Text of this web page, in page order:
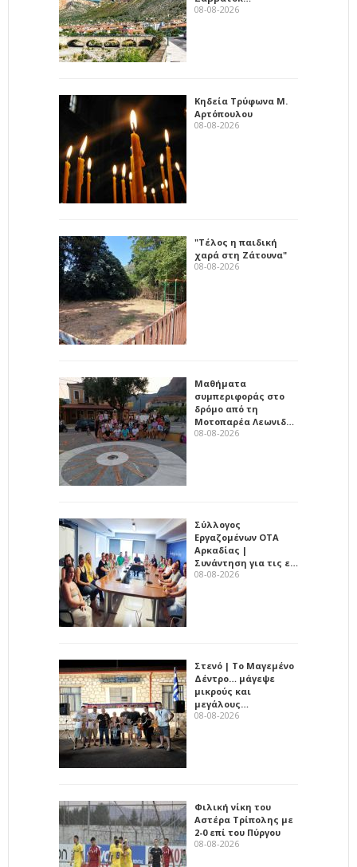
08-08-2026
Κηδεία Τρύφωνα Μ.
Αρτόπουλου
08-08-2026
"Τέλος η παιδική
χαρά στη Ζάτουνα"
08-08-2026
Μαθήματα
συμπεριφοράς στο
δρόμο από τη
Μοτοπαρέα Λεωνιδ…
08-08-2026
Σύλλογος
Εργαζομένων ΟΤΑ
Αρκαδίας |
Συνάντηση για τις ε…
08-08-2026
Στενό | Το Μαγεμένο
Δέντρο… μάγεψε
μικρούς και
μεγάλους…
08-08-2026
Φιλική νίκη του
Αστέρα Τρίπολης με
2-0 επί του Πύργου
08-08-2026